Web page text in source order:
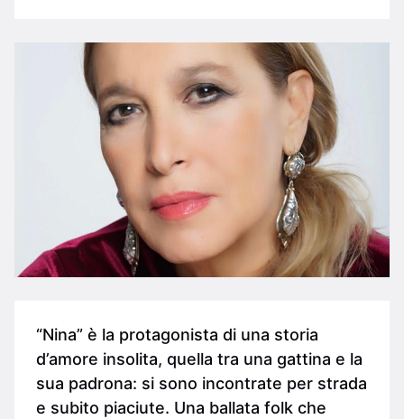
“Nina” è la protagonista di una storia
d’amore insolita, quella tra una gattina e la
sua padrona: si sono incontrate per strada
e subito piaciute. Una ballata folk che